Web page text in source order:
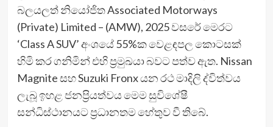
බලයලත් නියෝජිත Associated Motorways
(Private) Limited – (AMW), 2025 වසරේ මෙරට
‘Class A SUV’ අංශයේ 55%ක වෙළඳපල කොටසක්
හිමි කර ගනිමින් එහි ප්‍රමුඛයා බවට පත්ව ඇත. Nissan
Magnite සහ Suzuki Fronx යන රථ මාදිලි ද්විත්වය
ලැබූ ඉහළ ජනප්‍රියත්වය මෙම සුවිශේෂී
සන්ධිස්ථානයට ප්‍රධානතම හේතුව වී තිබේ.